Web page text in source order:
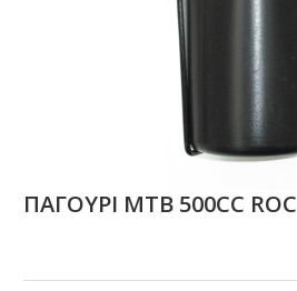
ΠΑΓΟΥΡΙ ΜΤΒ 500CC RΟC